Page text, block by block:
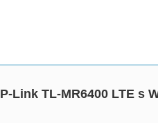
Link TL-MR6400 LTE s